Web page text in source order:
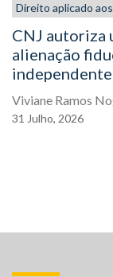
Direito aplicado
CNJ autoriza
alienação
Viviane Ramos
31 Julho, 2026